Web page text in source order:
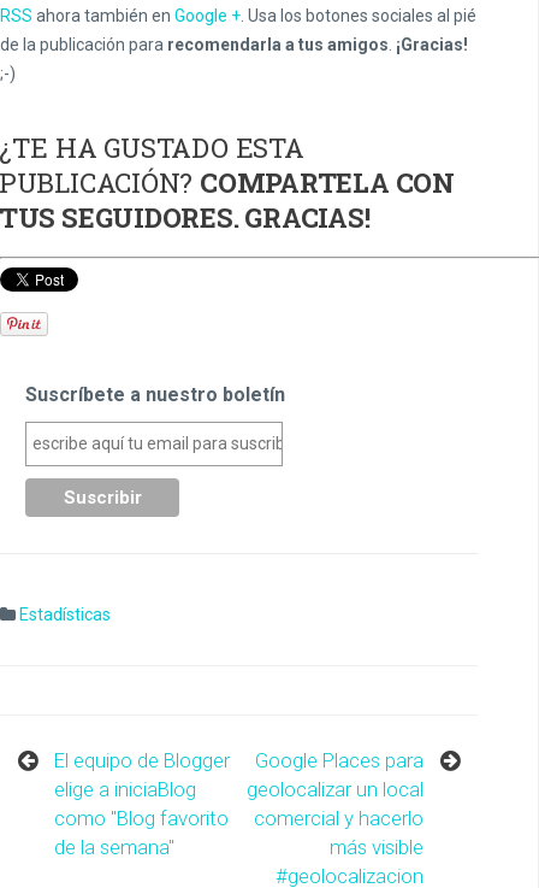
RSS ahora también en Google + . Usa los botones sociales al pié
de la publicación para recomendarla a tus amigos ¡Gracias!
;-)
HA GUSTADO ESTA
COMPARTELA CON
SEGUIDORES. GRACIAS!
Suscríbete a nuestro boletín
Estadísticas
El equipo de Blogger
elige a iniciaBlog
como "Blog favorito
de la semana"
Google Places para
geolocalizar un local
comercial y hacerlo
más visible
#geolocalizacion